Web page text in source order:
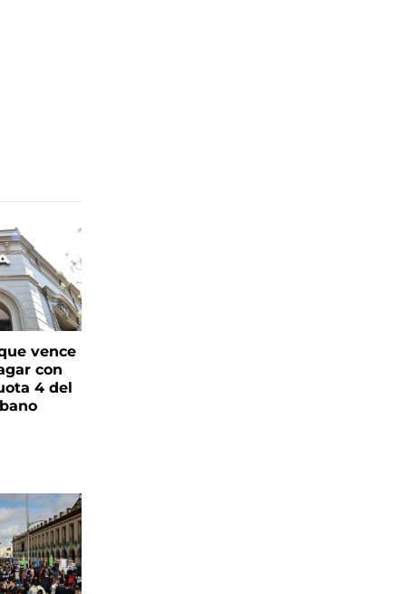
vence
con
4 del